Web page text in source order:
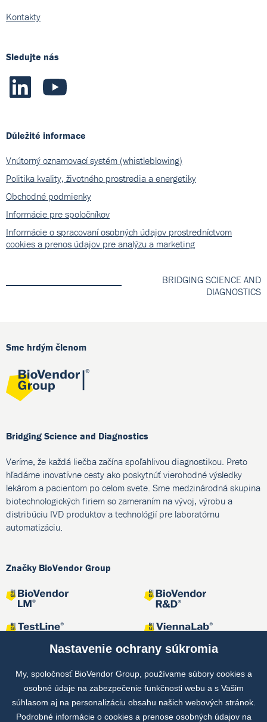
Kontakty
Sledujte nás
Důležité informace
Vnútorný oznamovací systém (whistleblowing)
Politika kvality, životného prostredia a energetiky
Obchodné podmienky
Informácie pre spoločníkov
Informácie o spracovaní osobných údajov prostredníctvom
cookies a prenos údajov pre analýzu a marketing
BRIDGING SCIENCE AND
DIAGNOSTICS
Sme hrdým členom
Bridging Science and Diagnostics
Veríme, že každá liečba začína spoľahlivou diagnostikou. Preto
hľadáme inovatívne cesty ako poskytnúť vierohodné výsledky
lekárom a pacientom po celom svete. Sme medzinárodná skupina
biotechnologických firiem so zameraním na vývoj, výrobu a
distribúciu IVD produktov a technológií pre laboratórnu
automatizáciu.
Značky BioVendor Group
Spoločné projekty
Nastavenie ochrany súkromia
My, spoločnosť BioVendor Group, používame súbory cookies a
osobné údaje na zabezpečenie funkčnosti webu a s Vašim
súhlasom aj na personalizáciu obsahu našich webových stránok.
Podrobné informácie o cookies a prenose osobných údajov na